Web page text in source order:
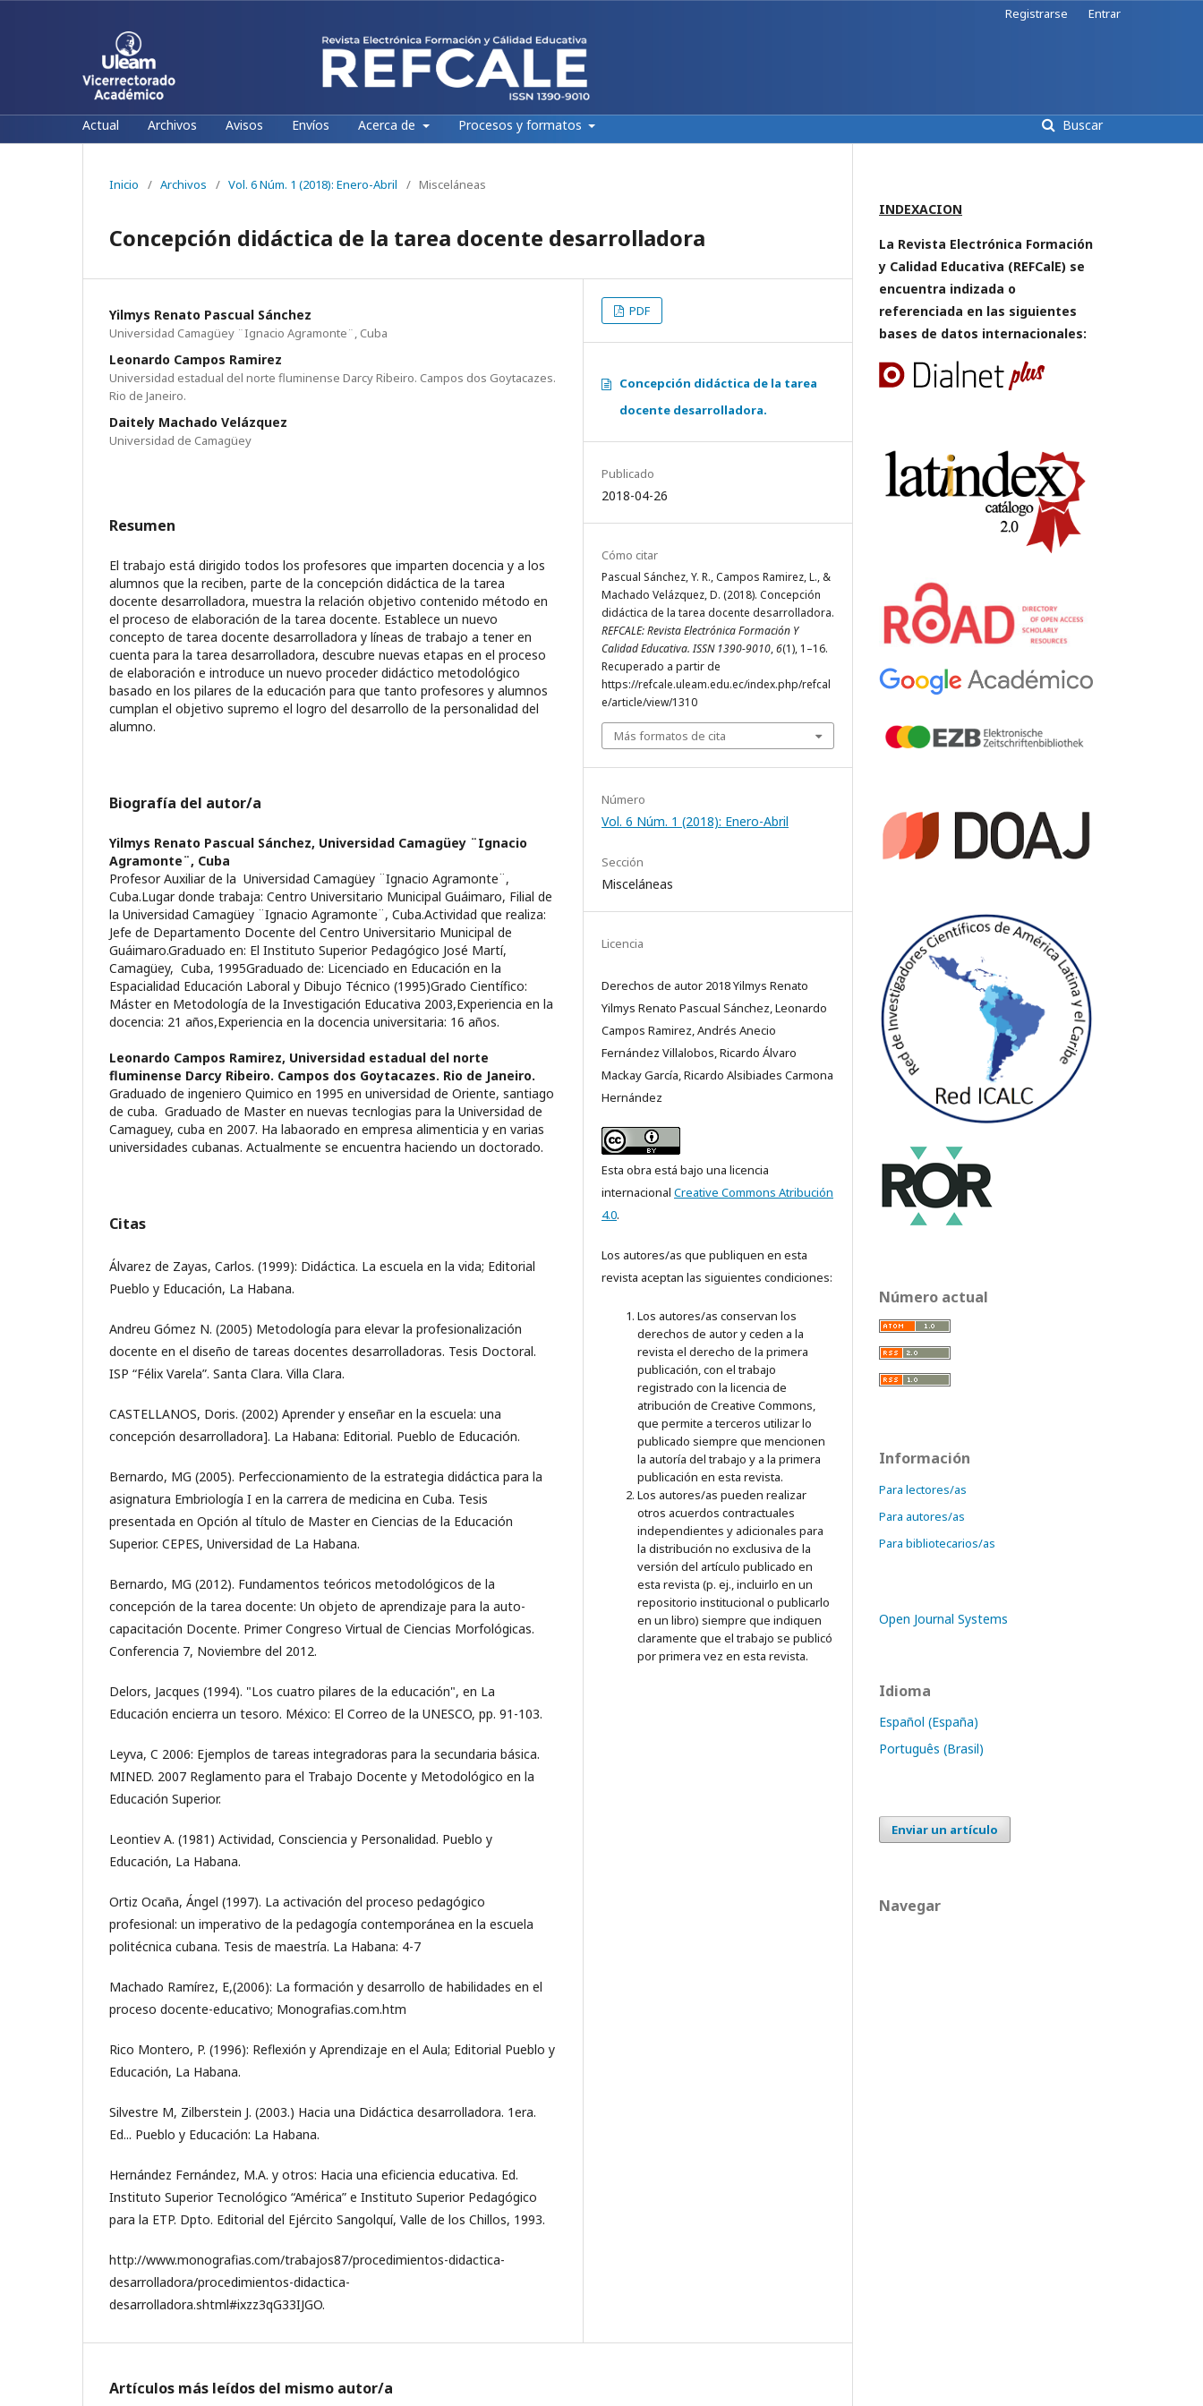
Actual Archivos Avisos Envíos Acerca de Procesos y formatos Buscar
Registrarse Entrar
Inicio / Archivos / Vol. 6 Núm. 1 (2018): Enero-Abril / Misceláneas
Concepción didáctica de la tarea docente desarrolladora
Yilmys Renato Pascual Sánchez
Universidad Camagüey ¨Ignacio Agramonte¨, Cuba
Leonardo Campos Ramirez
Universidad estadual del norte fluminense Darcy Ribeiro. Campos dos Goytacazes.
Rio de Janeiro.
Daitely Machado Velázquez
Universidad de Camagüey
Resumen
El trabajo está dirigido todos los profesores que imparten docencia y a los
alumnos que la reciben, parte de la concepción didáctica de la tarea
docente desarrolladora, muestra la relación objetivo contenido método en
el proceso de elaboración de la tarea docente. Establece un nuevo
concepto de tarea docente desarrolladora y líneas de trabajo a tener en
cuenta para la tarea desarrolladora, descubre nuevas etapas en el proceso
de elaboración e introduce un nuevo proceder didáctico metodológico
basado en los pilares de la educación para que tanto profesores y alumnos
cumplan el objetivo supremo el logro del desarrollo de la personalidad del
alumno.
Biografía del autor/a
Yilmys Renato Pascual Sánchez, Universidad Camagüey ¨Ignacio
Agramonte¨, Cuba
Profesor Auxiliar de la Universidad Camagüey ¨Ignacio Agramonte¨,
Cuba.Lugar donde trabaja: Centro Universitario Municipal Guáimaro, Filial de
la Universidad Camagüey ¨Ignacio Agramonte¨, Cuba.Actividad que realiza:
Jefe de Departamento Docente del Centro Universitario Municipal de
Guáimaro.Graduado en: El Instituto Superior Pedagógico José Martí,
Camagüey, Cuba, 1995Graduado de: Licenciado en Educación en la
Espacialidad Educación Laboral y Dibujo Técnico (1995)Grado Científico:
Máster en Metodología de la Investigación Educativa 2003,Experiencia en la
docencia: 21 años,Experiencia en la docencia universitaria: 16 años.
Leonardo Campos Ramirez, Universidad estadual del norte
fluminense Darcy Ribeiro. Campos dos Goytacazes. Rio de Janeiro.
Graduado de ingeniero Quimico en 1995 en universidad de Oriente, santiago
de cuba. Graduado de Master en nuevas tecnlogias para la Universidad de
Camaguey, cuba en 2007. Ha labaorado en empresa alimenticia y en varias
universidades cubanas. Actualmente se encuentra haciendo un doctorado.
Citas
Álvarez de Zayas, Carlos. (1999): Didáctica. La escuela en la vida; Editorial
Pueblo y Educación, La Habana.
Andreu Gómez N. (2005) Metodología para elevar la profesionalización
docente en el diseño de tareas docentes desarrolladoras. Tesis Doctoral.
ISP “Félix Varela”. Santa Clara. Villa Clara.
CASTELLANOS, Doris. (2002) Aprender y enseñar en la escuela: una
concepción desarrolladora]. La Habana: Editorial. Pueblo de Educación.
Bernardo, MG (2005). Perfeccionamiento de la estrategia didáctica para la
asignatura Embriología I en la carrera de medicina en Cuba. Tesis
presentada en Opción al título de Master en Ciencias de la Educación
Superior. CEPES, Universidad de La Habana.
Bernardo, MG (2012). Fundamentos teóricos metodológicos de la
concepción de la tarea docente: Un objeto de aprendizaje para la auto-
capacitación Docente. Primer Congreso Virtual de Ciencias Morfológicas.
Conferencia 7, Noviembre del 2012.
Delors, Jacques (1994). "Los cuatro pilares de la educación", en La
Educación encierra un tesoro. México: El Correo de la UNESCO, pp. 91-103.
Leyva, C 2006: Ejemplos de tareas integradoras para la secundaria básica.
MINED. 2007 Reglamento para el Trabajo Docente y Metodológico en la
Educación Superior.
Leontiev A. (1981) Actividad, Consciencia y Personalidad. Pueblo y
Educación, La Habana.
Ortiz Ocaña, Ángel (1997). La activación del proceso pedagógico
profesional: un imperativo de la pedagogía contemporánea en la escuela
politécnica cubana. Tesis de maestría. La Habana: 4-7
Machado Ramírez, E,(2006): La formación y desarrollo de habilidades en el
proceso docente-educativo; Monografias.com.htm
Rico Montero, P. (1996): Reflexión y Aprendizaje en el Aula; Editorial Pueblo y
Educación, La Habana.
Silvestre M, Zilberstein J. (2003.) Hacia una Didáctica desarrolladora. 1era.
Ed... Pueblo y Educación: La Habana.
Hernández Fernández, M.A. y otros: Hacia una eficiencia educativa. Ed.
Instituto Superior Tecnológico “América” e Instituto Superior Pedagógico
para la ETP. Dpto. Editorial del Ejército Sangolquí, Valle de los Chillos, 1993.
http://www.monografias.com/trabajos87/procedimientos-didactica-
desarrolladora/procedimientos-didactica-
desarrolladora.shtml#ixzz3qG33IJGO.
PDF
Concepción didáctica de la tarea
docente desarrolladora.
Publicado
2018-04-26
Cómo citar
Pascual Sánchez, Y. R., Campos Ramirez, L., &
Machado Velázquez, D. (2018). Concepción
didáctica de la tarea docente desarrolladora.
REFCALE: Revista Electrónica Formación Y
Calidad Educativa. ISSN 1390-9010,6(1), 1–16.
Recuperado a partir de
https://refcale.uleam.edu.ec/index.php/refcal
e/article/view/1310
Más formatos de cita
Número
Vol. 6 Núm. 1 (2018): Enero-Abril
Sección
Misceláneas
Licencia
Derechos de autor 2018 Yilmys Renato
Yilmys Renato Pascual Sánchez, Leonardo
Campos Ramirez, Andrés Anecio
Fernández Villalobos, Ricardo Álvaro
Mackay García, Ricardo Alsibiades Carmona
Hernández
Esta obra está bajo una licencia
internacional Creative Commons Atribución
4.0.
Los autores/as que publiquen en esta
revista aceptan las siguientes condiciones:
Los autores/as conservan los
derechos de autor y ceden a la
revista el derecho de la primera
publicación, con el trabajo
registrado con la licencia de
atribución de Creative Commons,
que permite a terceros utilizar lo
publicado siempre que mencionen
la autoría del trabajo y a la primera
publicación en esta revista.
Los autores/as pueden realizar
otros acuerdos contractuales
independientes y adicionales para
la distribución no exclusiva de la
versión del artículo publicado en
esta revista (p. ej., incluirlo en un
repositorio institucional o publicarlo
en un libro) siempre que indiquen
claramente que el trabajo se publicó
por primera vez en esta revista.
Artículos más leídos del mismo autor/a
INDEXACION
La Revista Electrónica Formación
y Calidad Educativa (REFCalE) se
encuentra indizada o
referenciada en las siguientes
bases de datos internacionales:
Número actual
Información
Para lectores/as
Para autores/as
Para bibliotecarios/as
Open Journal Systems
Idioma
Español (España)
Português (Brasil)
Enviar un artículo
Navegar